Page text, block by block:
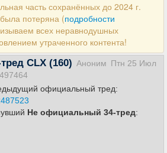
часть сохранённых до 2024 г.
потеряна (подробности
всех неравнодушных
утраченного контента!
CLX (160) Аноним Птн 25 Июл
официальный тред:
Не официальный 34-тред: